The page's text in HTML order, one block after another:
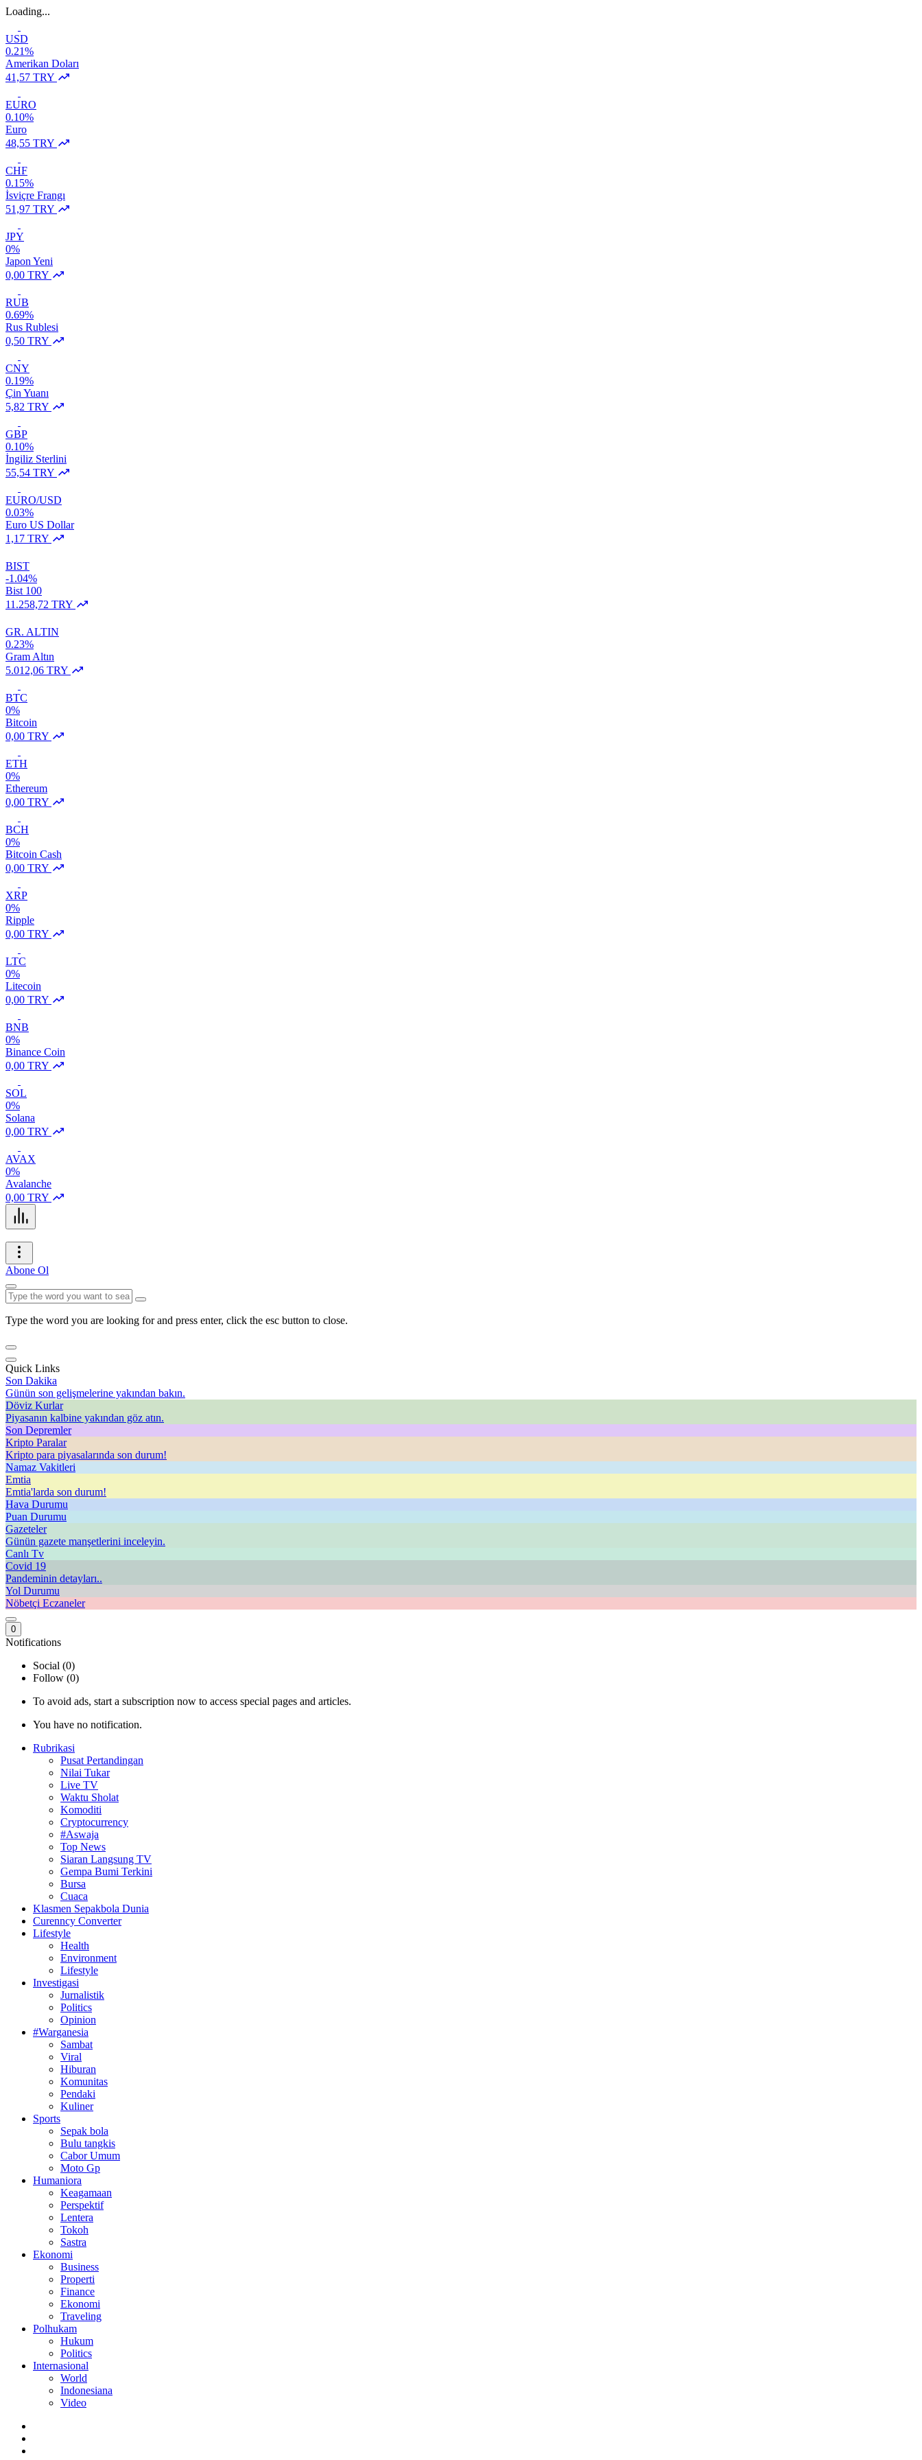
Loading...
USD
0.21%
Amerikan Doları
41,57 TRY
EURO
0.10%
Euro
48,55 TRY
CHF
0.15%
İsviçre Frangı
51,97 TRY
JPY
0%
Japon Yeni
0,00 TRY
RUB
0.69%
Rus Rublesi
0,50 TRY
CNY
0.19%
Çin Yuanı
5,82 TRY
GBP
0.10%
İngiliz Sterlini
55,54 TRY
EURO/USD
0.03%
Euro US Dollar
1,17 TRY
BIST
-1.04%
Bist 100
11.258,72 TRY
GR. ALTIN
0.23%
Gram Altın
5.012,06 TRY
BTC
0%
Bitcoin
0,00 TRY
ETH
0%
Ethereum
0,00 TRY
BCH
0%
Bitcoin Cash
0,00 TRY
XRP
0%
Ripple
0,00 TRY
LTC
0%
Litecoin
0,00 TRY
BNB
0%
Binance Coin
0,00 TRY
SOL
0%
Solana
0,00 TRY
AVAX
0%
Avalanche
0,00 TRY
Abone Ol
Type the word you are looking for and press enter, click the esc button to close.
Quick Links
Son Dakika
Günün son gelişmelerine yakından bakın.
Döviz Kurlar
Piyasanın kalbine yakından göz atın.
Son Depremler
Kripto Paralar
Kripto para piyasalarında son durum!
Namaz Vakitleri
Emtia
Emtia'larda son durum!
Hava Durumu
Puan Durumu
Gazeteler
Günün gazete manşetlerini inceleyin.
Canlı Tv
Covid 19
Pandeminin detayları..
Yol Durumu
Nöbetçi Eczaneler
0
Notifications
Social (0)
Follow (0)
To avoid ads, start a subscription now to access special pages and articles.
You have no notification.
Rubrikasi
Pusat Pertandingan
Nilai Tukar
Live TV
Waktu Sholat
Komoditi
Cryptocurrency
#Aswaja
Top News
Siaran Langsung TV
Gempa Bumi Terkini
Bursa
Cuaca
Klasmen Sepakbola Dunia
Curenncy Converter
Lifestyle
Health
Environment
Lifestyle
Investigasi
Jurnalistik
Politics
Opinion
#Warganesia
Sambat
Viral
Hiburan
Komunitas
Pendaki
Kuliner
Sports
Sepak bola
Bulu tangkis
Cabor Umum
Moto Gp
Humaniora
Keagamaan
Perspektif
Lentera
Tokoh
Sastra
Ekonomi
Business
Properti
Finance
Ekonomi
Traveling
Polhukam
Hukum
Politics
Internasional
World
Indonesiana
Video